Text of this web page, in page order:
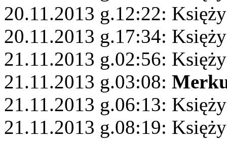
20.11.2013 g.12:22:
20.11.2013 g.17:34:
21.11.2013 g.02:56:
21.11.2013 g.03:08:
21.11.2013 g.06:13:
21.11.2013 g.08:19: